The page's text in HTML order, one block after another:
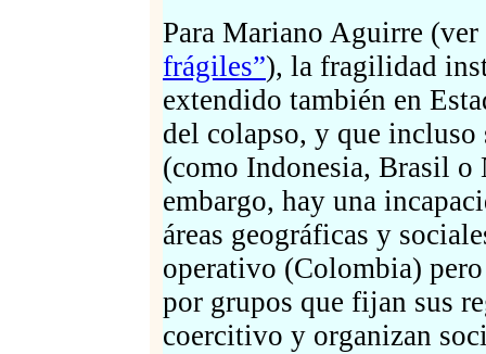
Para Mariano Aguirre (ver
frágiles”), la fragilidad
extendido también en
del colapso, y que incluso
(como Indonesia, Brasil o
embargo, hay una
áreas geográficas y
operativo (Colombia)
por grupos que fijan sus
coercitivo y organizan